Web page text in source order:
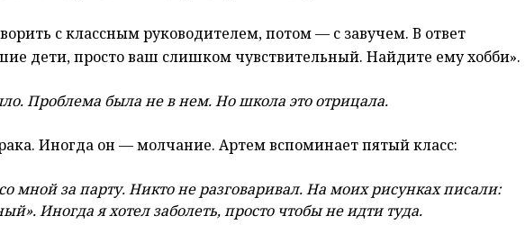
с классным руководителем, потом — с завучем. В ответ
дети, просто ваш слишком чувствительный. Найдите ему хобби».
Проблема была не в нем. Но школа это отрицала.
Иногда он — молчание. Артем вспоминает пятый класс:
мной за парту. Никто не разговаривал. На моих рисунках писали:
Иногда я хотел заболеть, просто чтобы не идти туда.